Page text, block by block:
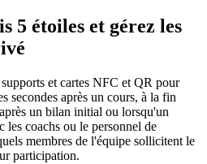
5 étoiles et gérez les
et cartes NFC et QR pour
secondes après un cours, à la fin
un bilan initial ou lorsqu'un
les coachs ou le personnel de
membres de l'équipe sollicitent le
participation.